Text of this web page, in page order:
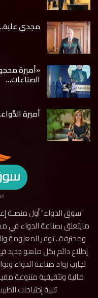
مجدي
«أميرة
الصناعات…
أميرة
"سوق الدواء" أول منصـة
مايتعلق بصناعة الدواء في
ومحترفة.. توفر المعلومة
إطلاع دائم بكل ماهو جديد
تجارب رواد صناعة الدواء
مالية وتثقيفية متنوعة
تلبية إحتياجات